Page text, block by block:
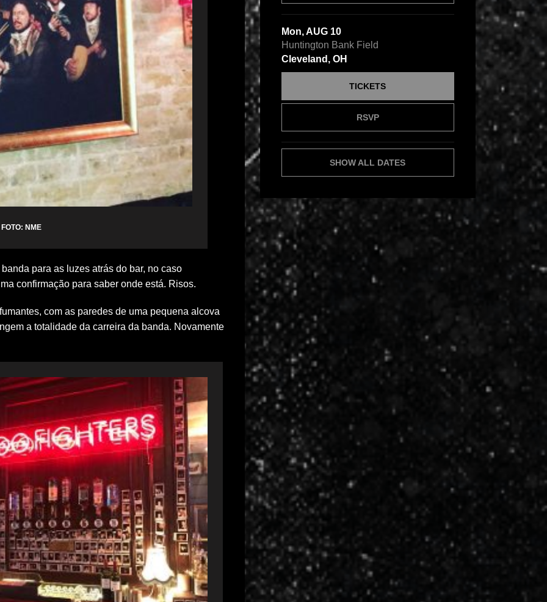
FOTO: NME
para as luzes atrás do bar, no caso
confirmação para saber onde está. Risos.
com as paredes de uma pequena alcova
a totalidade da carreira da banda. Novamente
Mon, AUG 10
Huntington Bank Field
Cleveland, OH
RSVP
TICKETS
SHOW ALL DATES